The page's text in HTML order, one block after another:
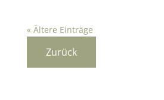
« Ältere Einträge